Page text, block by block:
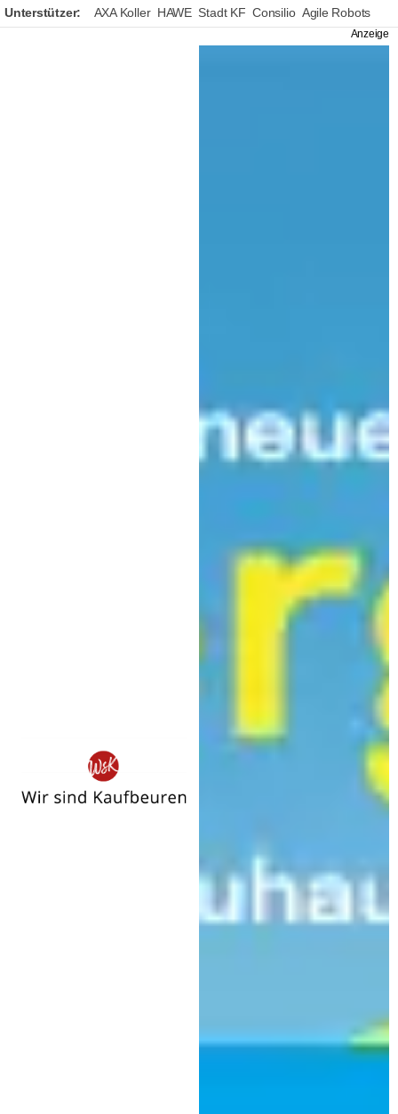
Unterstützer: AXA Koller HAWE Stadt KF Consilio Agile Robots